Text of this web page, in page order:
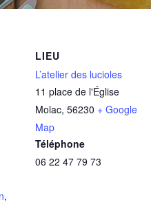
,
LIEU
L’atelier des lucioles
11 place de l'Église
Molac, 56230 + Google
Map
Téléphone
06 22 47 79 73